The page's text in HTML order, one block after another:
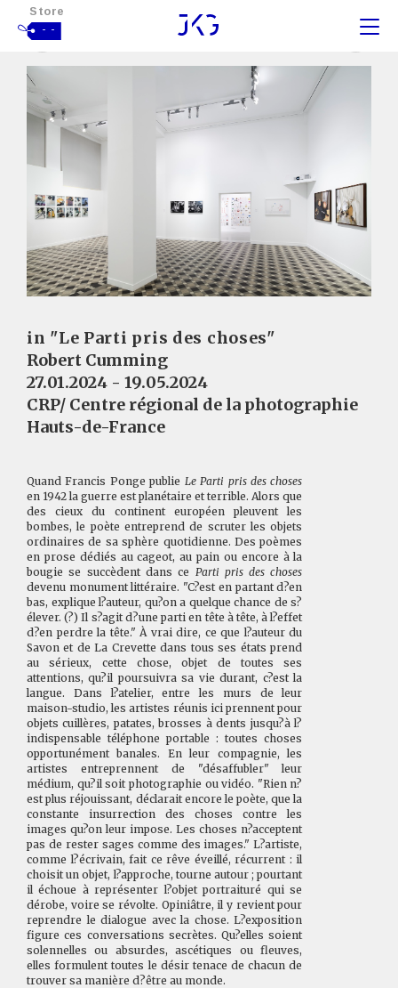
Store
- -
in "Le Parti pris des choses"
Robert Cumming
27.01.2024 - 19.05.2024
CRP/ Centre régional de la photographie
Hauts-de-France
Quand Francis Ponge publie Le Parti pris des choses
en 1942 la guerre est planétaire et terrible. Alors que
des cieux du continent européen pleuvent les
bombes, le poète entreprend de scruter les objets
ordinaires de sa sphère quotidienne. Des poèmes
en prose dédiés au cageot, au pain ou encore à la
bougie se succèdent dans ce Parti pris des choses
devenu monument littéraire. "C?est en partant d?en
bas, explique l?auteur, qu?on a quelque chance de s?
élever. (?) Il s?agit d?une parti en tête à tête, à l?effet
d?en perdre la tête." À vrai dire, ce que l?auteur du
Savon et de La Crevette dans tous ses états prend
au sérieux, cette chose, objet de toutes ses
attentions, qu?il poursuivra sa vie durant, c?est la
langue. Dans l?atelier, entre les murs de leur
maison-studio, les artistes réunis ici prennent pour
objets cuillères, patates, brosses à dents jusqu?à l?
indispensable téléphone portable : toutes choses
opportunément banales. En leur compagnie, les
artistes entreprennent de "désaffubler" leur
médium, qu?il soit photographie ou vidéo. "Rien n?
est plus réjouissant, déclarait encore le poète, que la
constante insurrection des choses contre les
images qu?on leur impose. Les choses n?acceptent
pas de rester sages comme des images." L?artiste,
comme l?écrivain, fait ce rêve éveillé, récurrent : il
choisit un objet, l?approche, tourne autour ; pourtant
il échoue à représenter l?objet portraituré qui se
dérobe, voire se révolte. Opiniâtre, il y revient pour
reprendre le dialogue avec la chose. L?exposition
figure ces conversations secrètes. Qu?elles soient
solennelles ou absurdes, ascétiques ou fleuves,
elles formulent toutes le désir tenace de chacun de
trouver sa manière d?être au monde.